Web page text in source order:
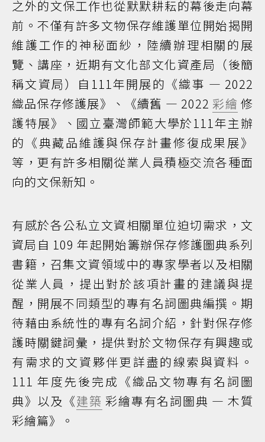
之外的文保工作也從默默耕耘的幕後走向幕
前。不僅有許多文物保存維護單位開始揭開
維護工作的神秘面紗，陸續辦理相關的展
覽、講座，近期有文化部文化資產局（後簡
稱文資局）自111年開展的《織事 — 2022
織品保存修護展》、《續舊 — 2022 彩繪 修
護特展》、國立臺灣師範大學於111年主辦
的《典藏品維護與保存計畫修復成果展》
等，更有許多相關從業人員積極交流各種面
向的文保新知。
有感於各公私立文資相關單位迫切需求，文
資局自 109 年起開始籌辦保存修護圖典系列
書籍，召集文資領域中的專家學者以及相關
從業人員，提出對於該項計畫的建議與提
醒，開展不同類型的專有名詞圖典編撰。期
待藉由系統性的專有名詞介紹，針對保存修
護時關鍵詞彙，提供對於文物保存有興趣或
有需求的文資夥伴更詳盡的線索與資料。
111 年度先後完成《織品文物專有名詞圖
典》以及《建築 彩繪專有名詞圖典 — 木質
彩繪篇》。